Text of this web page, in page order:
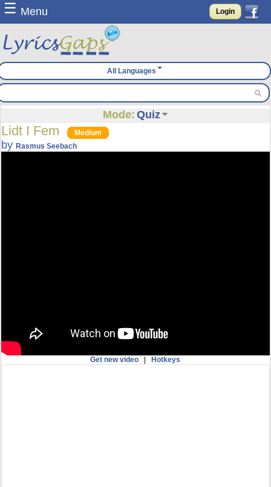
☰ Menu Login
All Languages
Mode: Quiz
Lidt I Fem Medium
byRasmus Seebach
Get new video |Hotkeys